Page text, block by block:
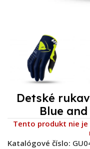
Detské
Blue
Tento produkt nie
Katalógové číslo: